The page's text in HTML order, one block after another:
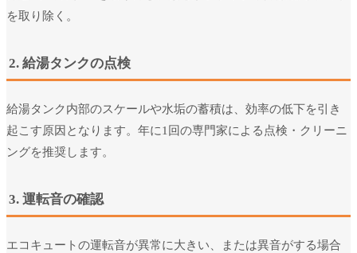
を取り除く。
2. 給湯タンクの点検
給湯タンク内部のスケールや水垢の蓄積は、効率の低下を引き
起こす原因となります。年に1回の専門家による点検・クリーニ
ングを推奨します。
3. 運転音の確認
エコキュートの運転音が異常に大きい、または異音がする場合